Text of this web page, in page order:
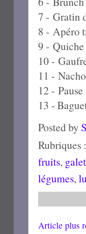
7 - Gratin
8 - Apéro
9 -
10 -
11 -
12 - Pause
13 -
Posted by
Rubriques
fruits,
légumes,
Article plus